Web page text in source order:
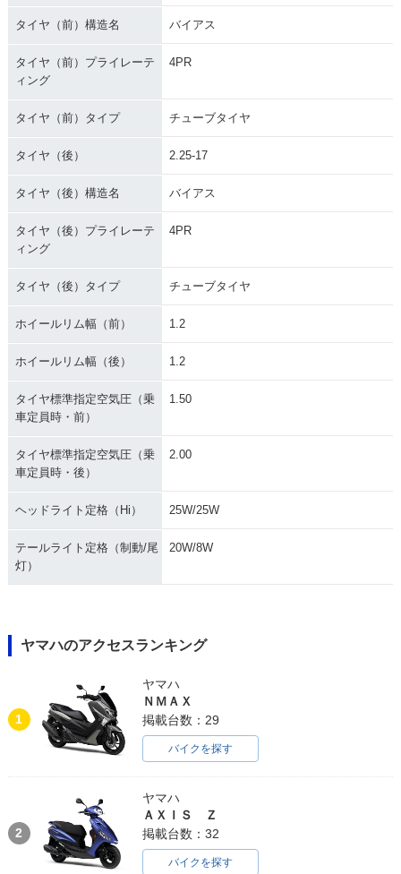
1976年 AUTOMATI
1975年 MATE Delu
xe V50ED セル付
ジ
1973年 AUTOMATI
1971年 MATE V50S
タイヤ（前）構造名 バイアス
タイヤ（前）プライレーテ
ィング
4PR
タイヤ（前）タイプ チューブタイヤ
タイヤ（後） 2.25-17
タイヤ（後）構造名 バイアス
タイヤ（後）プライレーテ
ィング
4PR
タイヤ（後）タイプ チューブタイヤ
ホイールリム幅（前） 1.2
ホイールリム幅（後） 1.2
タイヤ標準指定空気圧（乗
車定員時・前）
1.50
タイヤ標準指定空気圧（乗
車定員時・後）
2.00
ヘッドライト定格（Hi） 25W/25W
テールライト定格（制動/尾
灯）
20W/8W
ヤマハのアクセスランキング
1
ヤマハ
ＮＭＡＸ
掲載台数：29
バイクを探す
2
ヤマハ
ＡＸＩＳ Ｚ
掲載台数：32
バイクを探す